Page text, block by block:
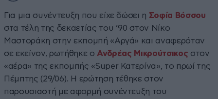
Για μια συνέντευξη που είχε δώσει η Σοφία Βόσσου
στα τέλη της δεκαετίας του ’90 στον Νίκο
Μαστοράκη στην εκπομπή «Αργά» και αναφερόταν
σε εκείνον, ρωτήθηκε ο Ανδρέας Μικρούτσικος στον
«αέρα» της εκπομπής «Super Κατερίνα», το πρωί της
Πέμπτης (29/06). Η ερώτηση τέθηκε στον
παρουσιαστή με αφορμή συνέντευξη του